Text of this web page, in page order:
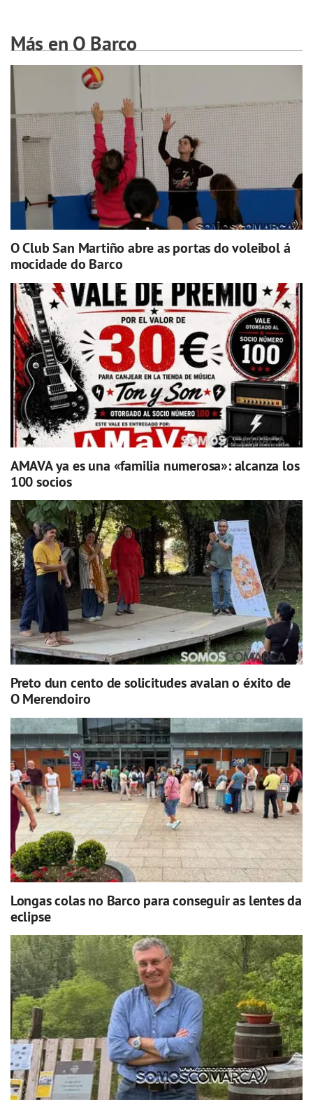
Más en O Barco
O Club San Martiño abre as portas do voleibol á
mocidade do Barco
AMAVA ya es una «familia numerosa»: alcanza los
100 socios
Preto dun cento de solicitudes avalan o éxito de
O Merendoiro
Longas colas no Barco para conseguir as lentes da
eclipse